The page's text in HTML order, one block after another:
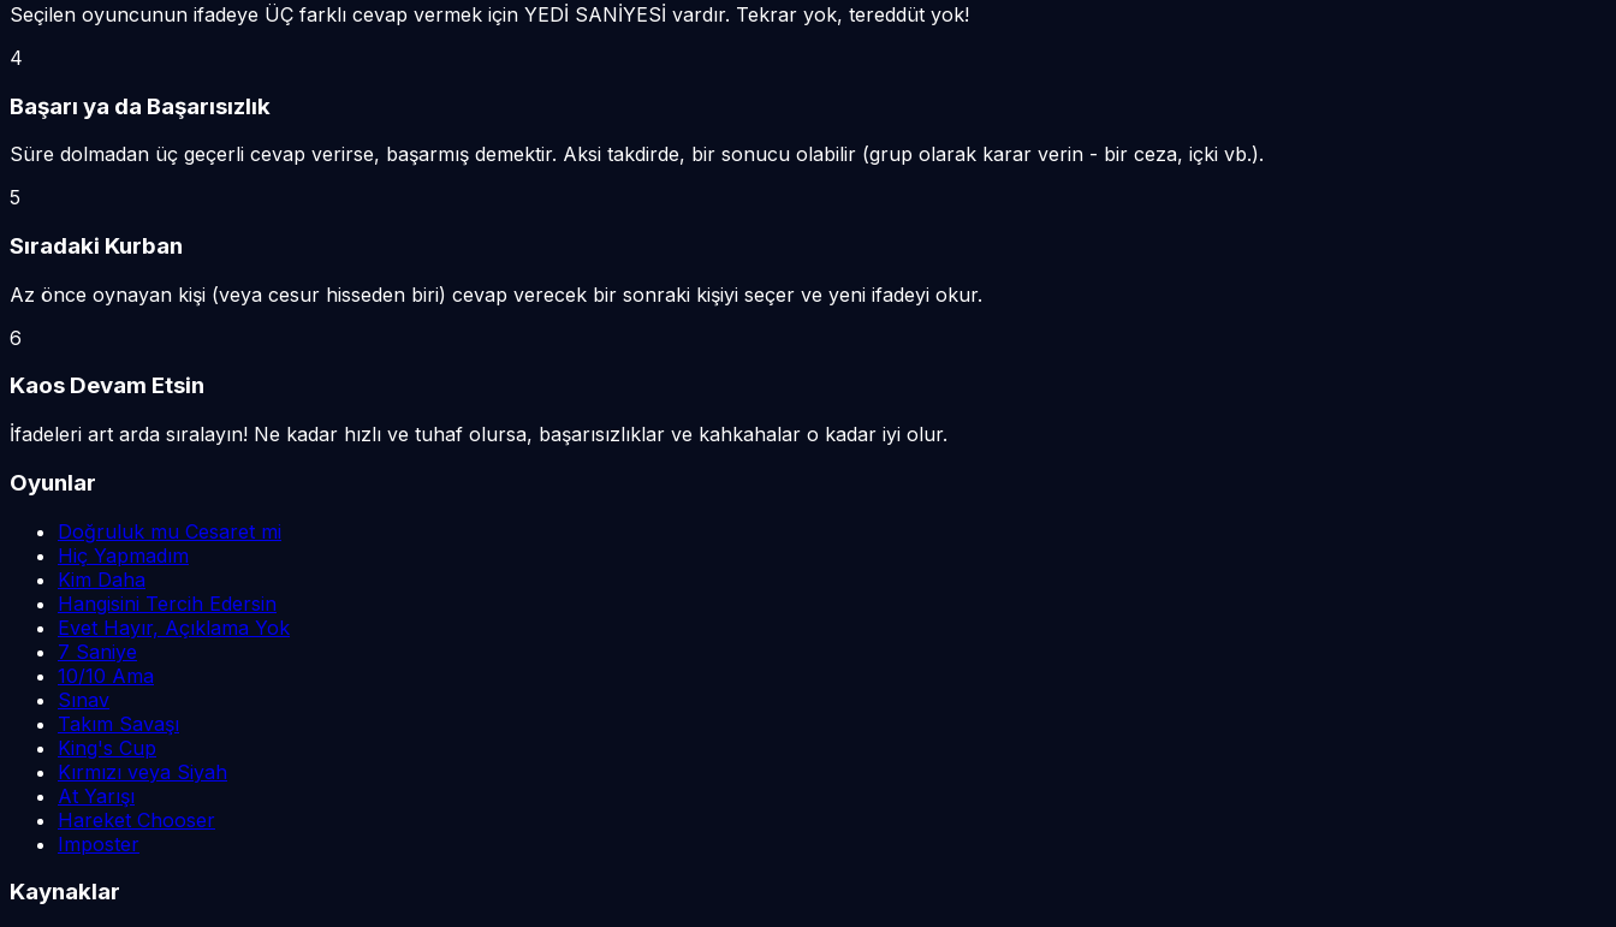
Seçilen oyuncunun ifadeye ÜÇ farklı cevap vermek için YEDİ SANİYESİ vardır. Tekrar yok, tereddüt yok!
4
Başarı ya da Başarısızlık
Süre dolmadan üç geçerli cevap verirse, başarmış demektir. Aksi takdirde, bir sonucu olabilir (grup olarak karar verin - bir ceza, içki vb.).
5
Sıradaki Kurban
Az önce oynayan kişi (veya cesur hisseden biri) cevap verecek bir sonraki kişiyi seçer ve yeni ifadeyi okur.
6
Kaos Devam Etsin
İfadeleri art arda sıralayın! Ne kadar hızlı ve tuhaf olursa, başarısızlıklar ve kahkahalar o kadar iyi olur.
Oyunlar
Doğruluk mu Cesaret mi
Hiç Yapmadım
Kim Daha
Hangisini Tercih Edersin
Evet Hayır, Açıklama Yok
7 Saniye
10/10 Ama
Sınav
Takım Savaşı
King's Cup
Kırmızı veya Siyah
At Yarışı
Hareket Chooser
Imposter
Kaynaklar